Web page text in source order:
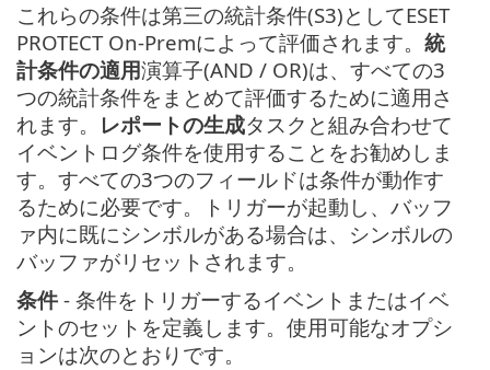
これらの条件は第三の統計条件(S3)としてESET
PROTECT On-Premによって評価されます。 統
計条件の適用演算子(AND / OR)は、すべての3
つの統計条件をまとめて評価するために適用さ
れます。 レポートの生成タスクと組み合わせて
イベントログ条件を使用することをお勧めしま
す。すべての3つのフィールドは条件が動作す
るために必要です。トリガーが起動し、バッフ
ァ内に既にシンボルがある場合は、シンボルの
バッファがリセットされます。
条件 - 条件をトリガーするイベントまたはイベ
ントのセットを定義します。使用可能なオプシ
ョンは次のとおりです。